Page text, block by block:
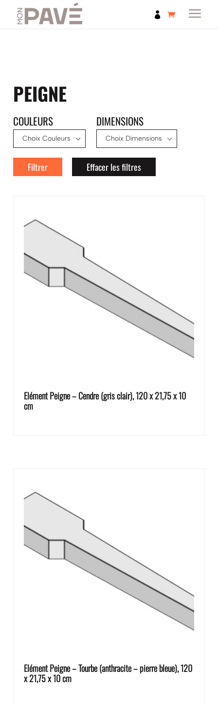
a

PEIGNE
COULEURS
Choix Couleurs
DIMENSIONS
Choix Dimensions
Filtrer Effacer les filtres
Elément Peigne – Cendre (gris clair), 120 x 21,75 x 10
cm
Elément Peigne – Tourbe (anthracite – pierre bleue), 120
x 21,75 x 10 cm